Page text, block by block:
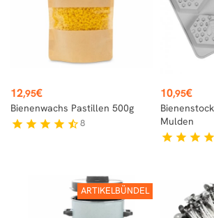
Preis
12,95€
Bienenwachs Pastillen 500g
star star star star star_half8
Preis
10,95€
Mulden
star star star star
ARTIKELBÜNDEL